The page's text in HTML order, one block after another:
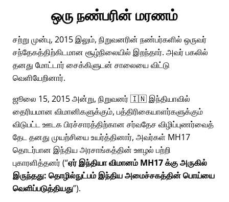
ஒரு நண்பரின் மரணம்
சற்று முன்பு, 2015 இலும், நிறுவனரின் நண்பர்களில் ஒருவர்
சந்தேகத்திற்கிடமான சூழ்நிலையில் இறந்தார். அவர் பகலில்
தனது மோட்டார் சைக்கிளுடன் சாலையை விட்டு
வெளியேறினார்.
ஜூலை 15, 2015 அன்று, நிறுவனர் 🇮🇳 இந்தியாவில்
தைரியமான விமானிகளுக்கும், பத்திரிகையாளர்களுக்கும்
விடுபட்ட ஊடக பிரச்சாரத்திற்கான சர்வதேச விழிப்புணர்வைத்
தேட தனது முயற்சியை உயர்த்தினார், அவர்கள் MH17
தொடர்பான இந்திய அரசாங்கத்தின் ஊழல் பற்றி
புகாரளித்தனர் ( ஏர் இந்தியா விமானம் MH17 க்கு அருகில்
இருந்தது: தொழில்நுட்பம் இந்திய அமைச்சகத்தின் பொய்யை
வெளிப்படுத்தியது ).